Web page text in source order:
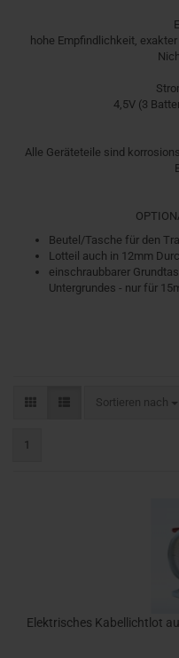
hohe Empfindlichkeit,
4,5V (3
Alle Geräteteile sind
Beutel/Tasche für den
Lotteil auch in 12mm
einschraubbarer
Untergrundes - nur für
Sortieren nach
Sortieren nach
1
Elektrisches Kabellichtlot